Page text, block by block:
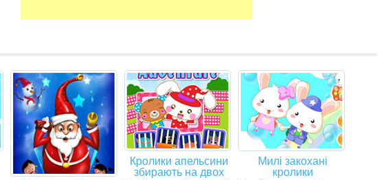
Кролики апельсини
збирають на двох
Милі закохані
кролики